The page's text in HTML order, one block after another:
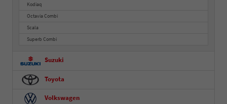
Kodiaq
Octavia Combi
Scala
Superb Combi
Suzuki
Toyota
Volkswagen